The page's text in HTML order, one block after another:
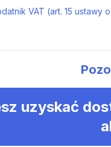
VAT (art. 15 ustawy
uzyskać